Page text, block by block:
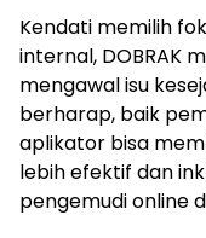
Kendati memilih
internal, DOBRAK
mengawal isu
berharap, baik
aplikator bisa
lebih efektif dan
pengemudi online